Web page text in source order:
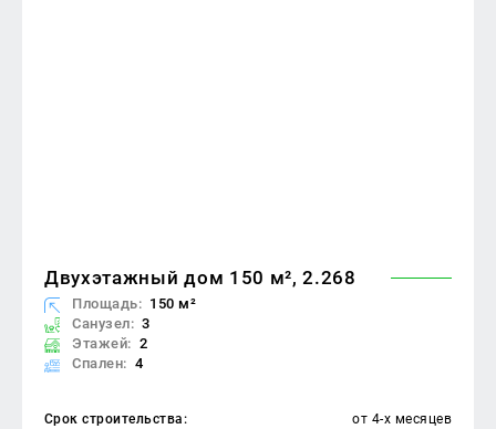
Двухэтажный дом 150 м², 2.268
Площадь: 150 м²
Санузел: 3
Этажей: 2
Спален: 4
Срок строительства:
от 4-х месяцев